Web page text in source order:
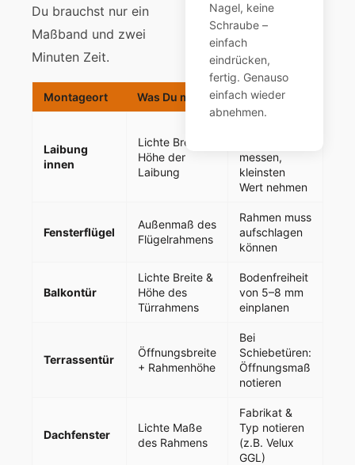
Du brauchst nur ein
Maßband und zwei
Minuten Zeit.
Montageort Was Du misst Hinweis
Laibung
innen
Lichte Breite &
Höhe der
Laibung
messen,
kleinsten
Wert nehmen
Fensterflügel
Außenmaß des
Flügelrahmens
Rahmen muss
aufschlagen
können
Balkontür
Lichte Breite &
Höhe des
Türrahmens
Bodenfreiheit
von 5–8 mm
einplanen
Terrassentür
Öffnungsbreite
+ Rahmenhöhe
Bei
Schiebetüren:
Öffnungsmaß
notieren
Dachfenster
Lichte Maße
des Rahmens
Fabrikat &
Typ notieren
(z.B. Velux
GGL)
Nagel, keine
Schraube –
einfach
eindrücken,
fertig. Genauso
einfach wieder
abnehmen.